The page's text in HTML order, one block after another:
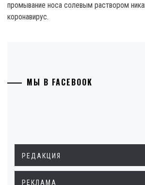
промывание носа солевым раствором
коронавирус.
МЫ В FACEBOOK
РЕДАКЦИЯ
РЕКЛАМА